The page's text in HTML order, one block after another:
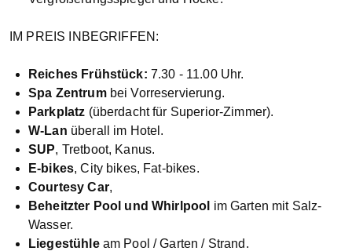
IM PREIS INBEGRIFFEN:
Reiches Frühstück: 7.30 - 11.00 Uhr.
Spa Zentrum bei Vorreservierung.
Parkplatz (überdacht für Superior-Zimmer).
W-Lan überall im Hotel.
SUP, Tretboot, Kanus.
E-bikes, City bikes, Fat-bikes.
Courtesy Car,
Beheitzter Pool und Whirlpool im Garten mit Salz-
Wasser.
Liegestühleam Pool / Garten / Strand.